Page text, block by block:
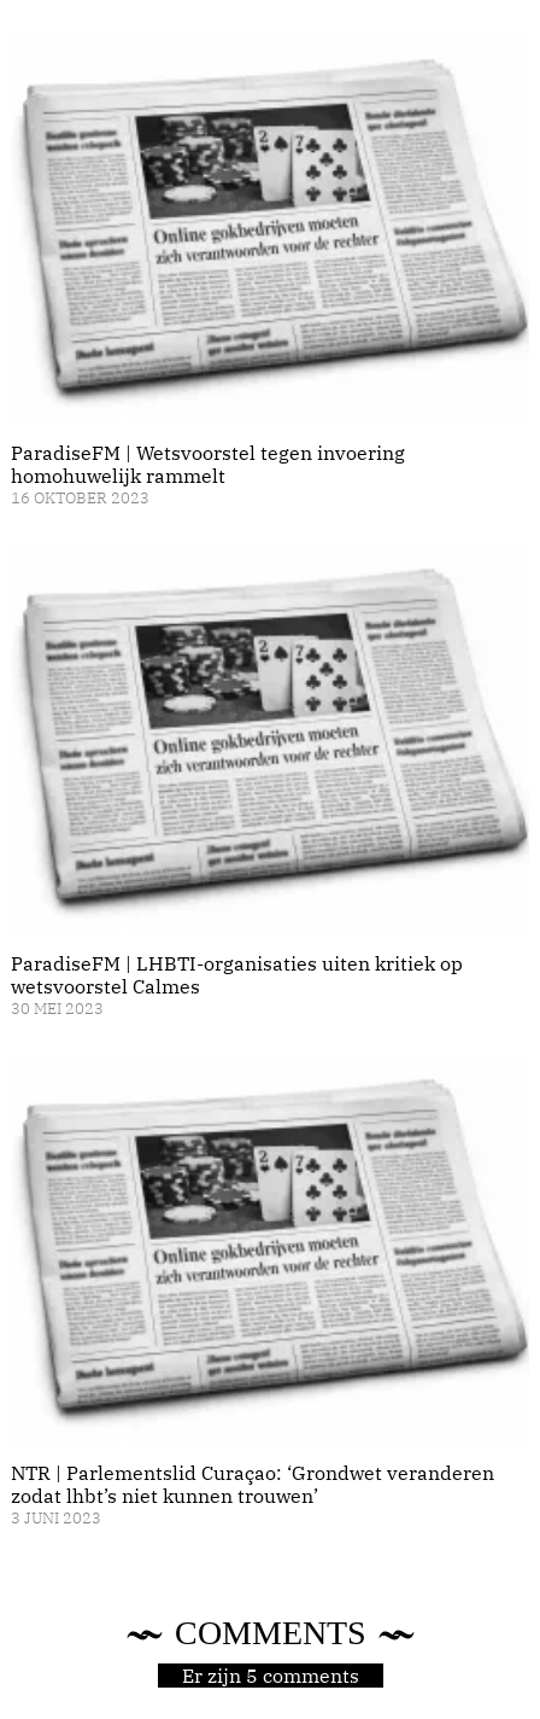
ParadiseFM | Wetsvoorstel tegen invoering
homohuwelijk rammelt
16 OKTOBER 2023
ParadiseFM | LHBTI-organisaties uiten kritiek op
wetsvoorstel Calmes
30 MEI 2023
NTR | Parlementslid Curaçao: ‘Grondwet veranderen
zodat lhbt’s niet kunnen trouwen’
3 JUNI 2023
COMMENTS
Er zijn 5 comments